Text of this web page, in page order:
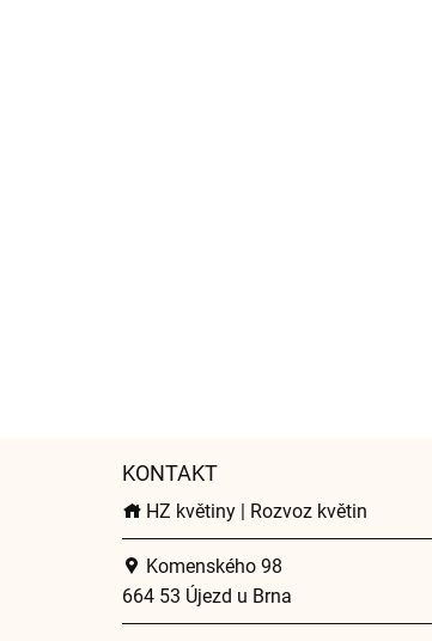
KONTAKT
HZ květiny | Rozvoz květin
Komenského 98
664 53 Újezd u Brna